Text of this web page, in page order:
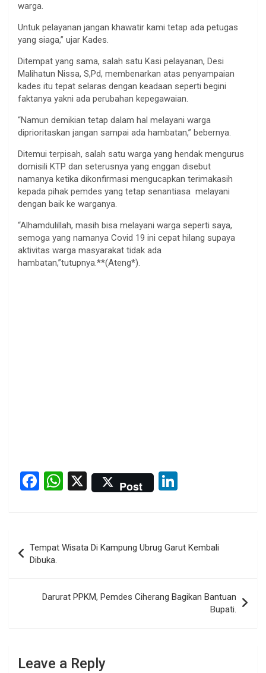
warga.
Untuk pelayanan jangan khawatir kami tetap ada petugas
yang siaga,” ujar Kades.
Ditempat yang sama, salah satu Kasi pelayanan, Desi
Malihatun Nissa, S,Pd, membenarkan atas penyampaian
kades itu tepat selaras dengan keadaan seperti begini
faktanya yakni ada perubahan kepegawaian.
“Namun demikian tetap dalam hal melayani warga
diprioritaskan jangan sampai ada hambatan,” bebernya.
Ditemui terpisah, salah satu warga yang hendak mengurus
domisili KTP dan seterusnya yang enggan disebut
namanya ketika dikonfirmasi mengucapkan terimakasih
kepada pihak pemdes yang tetap senantiasa melayani
dengan baik ke warganya.
“Alhamdulillah, masih bisa melayani warga seperti saya,
semoga yang namanya Covid 19 ini cepat hilang supaya
aktivitas warga masyarakat tidak ada
hambatan,”tutupnya.**(Ateng*).
F
ce
o
o
k
W
at
s
A
p
p
X Post
ke
dI
n
navigation
Tempat Wisata Di Kampung Ubrug Garut Kembali
Dibuka.
Darurat PPKM, Pemdes Ciherang Bagikan Bantuan
Bupati.
Leave a Reply